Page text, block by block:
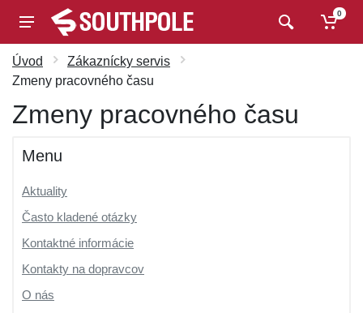
0
Úvod
Zákaznícky servis
Zmeny pracovného času
Zmeny pracovného času
Menu
Aktuality
Často kladené otázky
Kontaktné informácie
Kontakty na dopravcov
O nás